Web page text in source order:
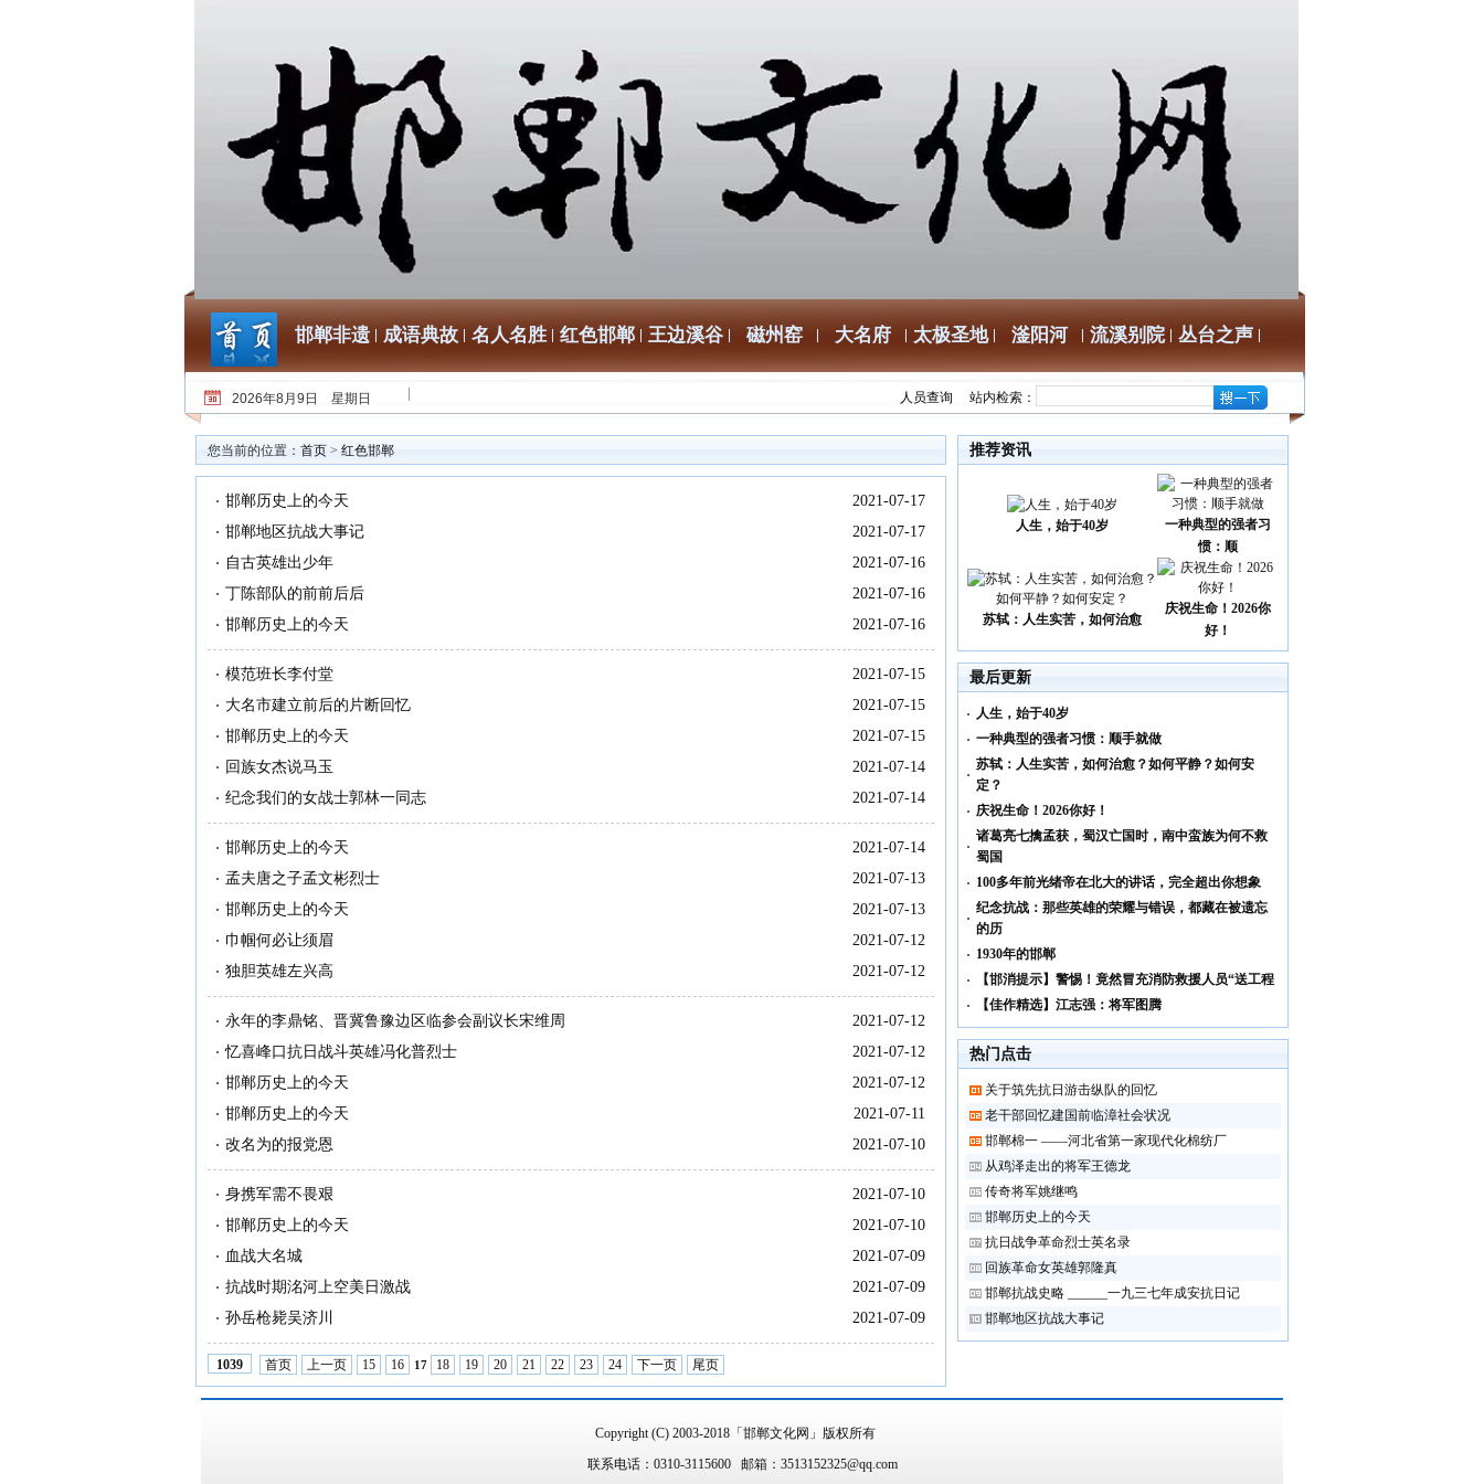
邯郸非遗 成语典故 名人名胜 红色邯郸 王边溪谷 磁州窑 大名府 太极圣地 滏阳河 流溪别院 丛台之声
2026年8月9日 星期日 人员查询 站内检索：
您当前的位置： 首页 > 红色邯郸
邯郸历史上的今天
2021-07-17
邯郸地区抗战大事记
2021-07-17
自古英雄出少年
2021-07-16
丁陈部队的前前后后
2021-07-16
邯郸历史上的今天
2021-07-16
模范班长李付堂
2021-07-15
大名市建立前后的片断回忆
2021-07-15
邯郸历史上的今天
2021-07-15
回族女杰说马玉
2021-07-14
纪念我们的女战士郭林一同志
2021-07-14
邯郸历史上的今天
2021-07-14
孟夫唐之子孟文彬烈士
2021-07-13
邯郸历史上的今天
2021-07-13
巾帼何必让须眉
2021-07-12
独胆英雄左兴高
2021-07-12
永年的李鼎铭、晋冀鲁豫边区临参会副议长宋维周
2021-07-12
忆喜峰口抗日战斗英雄冯化普烈士
2021-07-12
邯郸历史上的今天
2021-07-12
邯郸历史上的今天
2021-07-11
改名为的报党恩
2021-07-10
身携军需不畏艰
2021-07-10
邯郸历史上的今天
2021-07-10
血战大名城
2021-07-09
抗战时期洺河上空美日激战
2021-07-09
孙岳枪毙吴济川
2021-07-09
1039 首页 上一页 15 16 17 18 19 20 21 22 23 24 下一页 尾页
推荐资讯
人生，始于40岁
一种典型的强者习
惯：顺
苏轼：人生实苦，如何治愈
庆祝生命！2026你
好！
最后更新
人生，始于40岁
一种典型的强者习惯：顺手就做
苏轼：人生实苦，如何治愈？如何平静？如何安
定？
庆祝生命！2026你好！
诸葛亮七擒孟获，蜀汉亡国时，南中蛮族为何不救
蜀国
100多年前光绪帝在北大的讲话，完全超出你想象
纪念抗战：那些英雄的荣耀与错误，都藏在被遗忘
的历
1930年的邯郸
【邯消提示】警惕！竟然冒充消防救援人员“送工程
【佳作精选】江志强：将军图腾
热门点击
关于筑先抗日游击纵队的回忆
老干部回忆建国前临漳社会状况
邯郸棉一 ——河北省第一家现代化棉纺厂
从鸡泽走出的将军王德龙
传奇将军姚继鸣
邯郸历史上的今天
抗日战争革命烈士英名录
回族革命女英雄郭隆真
邯郸抗战史略 ______一九三七年成安抗日记
邯郸地区抗战大事记
Copyright (C) 2003-2018「邯郸文化网」版权所有
联系电话：0310-3115600 邮箱：3513152325@qq.com